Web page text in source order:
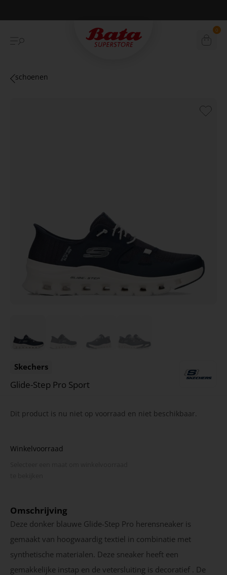
Betaal achteraf met Klarna 0
schoenen
Skechers
Glide-Step Pro Sport
Dit product is nu niet op voorraad en niet beschikbaar.
Winkelvoorraad
Omschrijving
Deze donker blauwe Glide-Step Pro herensneaker is
gemaakt van hoogwaardig textiel in combinatie met
synthetische materialen. Deze sneaker heeft een
gemakkelijke instap en de vetersluiting is decoratief . De